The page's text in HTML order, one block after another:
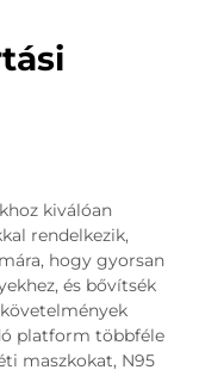
kiválóan
rendelkezik,
hogy gyorsan
és bővítsék
platform többféle
maszkokat, N95